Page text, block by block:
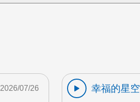
2026/07/26
幸福的星空